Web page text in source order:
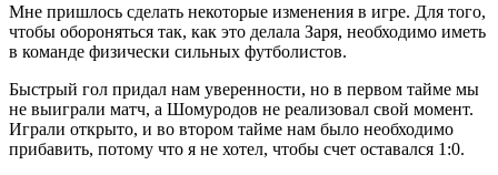
Мне пришлось сделать некоторые изменения в игре. Для того,
чтобы обороняться так, как это делала Заря, необходимо иметь
в команде физически сильных футболистов.
Быстрый гол придал нам уверенности, но в первом тайме мы
не выиграли матч, а Шомуродов не реализовал свой момент.
Играли открыто, и во втором тайме нам было необходимо
прибавить, потому что я не хотел, чтобы счет оставался 1:0.